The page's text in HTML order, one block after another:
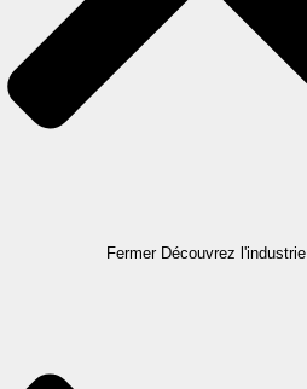
Fermer Découvrez l'industrie